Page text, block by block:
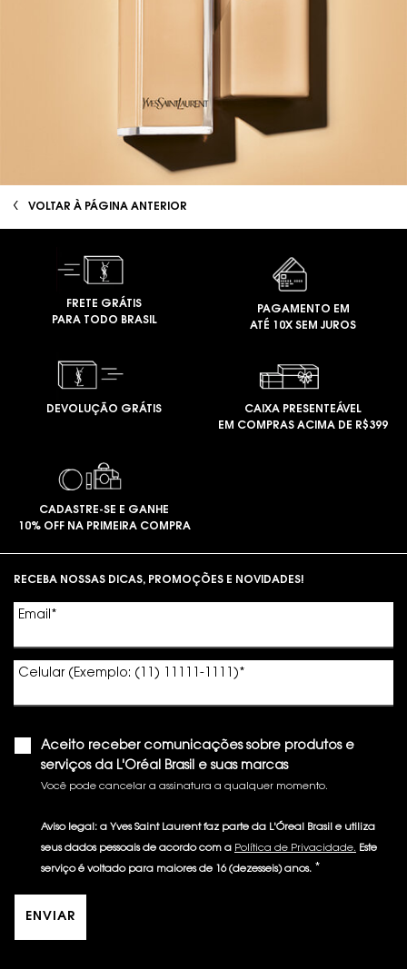
VOLTAR À PÁGINA ANTERIOR
FRETE GRÁTIS
PARA TODO BRASIL
PAGAMENTO EM
ATÉ 10X SEM JUROS
DEVOLUÇÃO GRÁTIS
CAIXA PRESENTEÁVEL
EM COMPRAS ACIMA DE R$399
CADASTRE-SE E GANHE
10% OFF NA PRIMEIRA COMPRA
RECEBA NOSSAS DICAS, PROMOÇÕES E NOVIDADES!
Email *
Celular (Exemplo: (11) 11111-1111) *
Aceito receber comunicações sobre produtos e
serviços da L'Oréal Brasil e suas marcas
Você pode cancelar a assinatura a qualquer momento.​
Aviso legal: a Yves Saint Laurent faz parte da L'Óreal Brasil e utiliza
seus dados pessoais de acordo com a Política de Privacidade. Este
serviço é voltado para maiores de 16 (dezesseis) anos. *
ENVIAR